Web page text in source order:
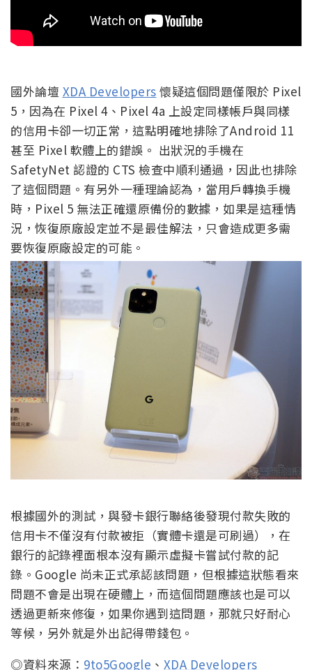
國外論壇 XDA Developers 懷疑這個問題僅限於 Pixel
5，因為在 Pixel 4、Pixel 4a 上設定同樣帳戶與同樣
的信用卡卻一切正常，這點明確地排除了Android 11
甚至 Pixel 軟體上的錯誤。 出狀況的手機在
SafetyNet 認證的 CTS 檢查中順利通過，因此也排除
了這個問題。有另外一種理論認為，當用戶轉換手機
時，Pixel 5 無法正確還原備份的數據，如果是這種情
況，恢復原廠設定並不是最佳解法，只會造成更多需
要恢復原廠設定的可能。
根據國外的測試，與發卡銀行聯絡後發現付款失敗的
信用卡不僅沒有付款被拒（實體卡還是可刷過），在
銀行的記錄裡面根本沒有顯示虛擬卡嘗試付款的記
錄。Google 尚未正式承認該問題，但根據這狀態看來
問題不會是出現在硬體上，而這個問題應該也是可以
透過更新來修復，如果你遇到這問題，那就只好耐心
等候，另外就是外出記得帶錢包。
◎資料來源： 9to5Google 、 XDA Developers